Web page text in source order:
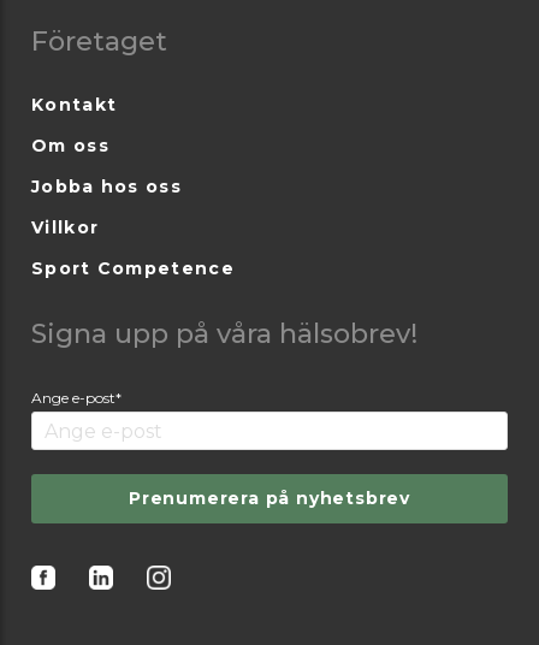
Företaget
Kontakt
Om oss
Jobba hos oss
Villkor
Sport Competence
Signa upp på våra hälsobrev!
Ange e-post*
Prenumerera på nyhetsbrev